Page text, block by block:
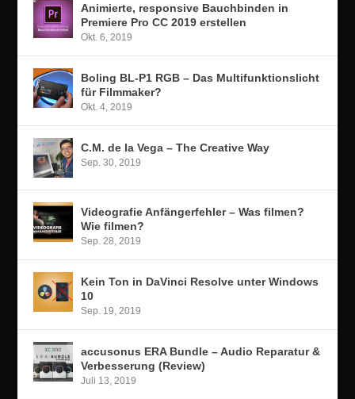
Animierte, responsive Bauchbinden in
Premiere Pro CC 2019 erstellen
Okt. 6, 2019
Boling BL-P1 RGB – Das Multifunktionslicht
für Filmmaker?
Okt. 4, 2019
C.M. de la Vega – The Creative Way
Sep. 30, 2019
Videografie Anfängerfehler – Was filmen?
Wie filmen?
Sep. 28, 2019
Kein Ton in DaVinci Resolve unter Windows
10
Sep. 19, 2019
accusonus ERA Bundle – Audio Reparatur &
Verbesserung (Review)
Juli 13, 2019